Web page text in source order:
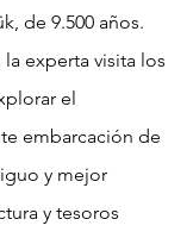
de 9.500 años.
experta visita los
el
embarcación de
y mejor
y tesoros